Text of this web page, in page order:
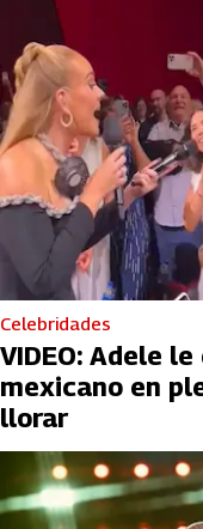
Celebridades
VIDEO: Adele
mexicano en
llorar